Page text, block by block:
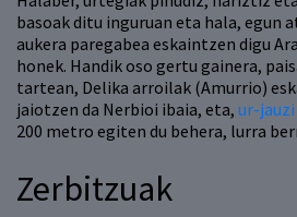
basoak ditu inguruan eta hala, egun
aukera paregabea eskaintzen digu
honek. Handik oso gertu gainera,
tartean, Delika arroilak (Amurrio)
jaiotzen da Nerbioi ibaia, eta, ur-
200 metro egiten du behera, lurra
Zerbitzuak